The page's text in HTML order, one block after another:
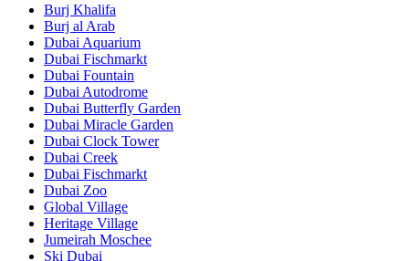
Burj Khalifa
Burj al Arab
Dubai Aquarium
Dubai Fischmarkt
Dubai Fountain
Dubai Autodrome
Dubai Butterfly Garden
Dubai Miracle Garden
Dubai Clock Tower
Dubai Creek
Dubai Fischmarkt
Dubai Zoo
Global Village
Heritage Village
Jumeirah Moschee
Ski Dubai